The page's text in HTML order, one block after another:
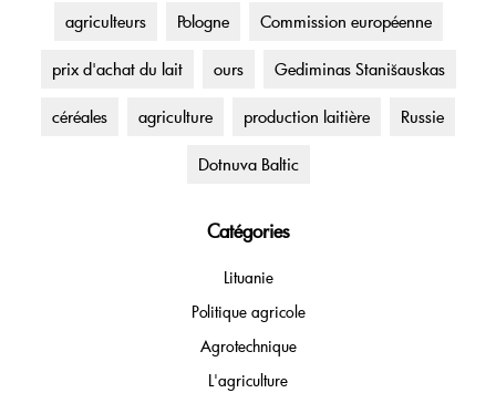
agriculteurs Pologne Commission européenne
prix d'achat du lait ours Gediminas Stanišauskas
céréales agriculture production laitière Russie
Dotnuva Baltic
Catégories
Lituanie
Politique agricole
Agrotechnique
L'agriculture